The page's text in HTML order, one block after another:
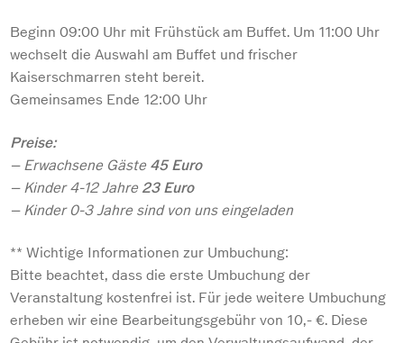
Beginn 09:00 Uhr mit Frühstück am Buffet. Um 11:00 Uhr
wechselt die Auswahl am Buffet und frischer
Kaiserschmarren steht bereit.
Gemeinsames Ende 12:00 Uhr
Preise:
– Erwachsene Gäste 45 Euro
– Kinder 4-12 Jahre 23 Euro
– Kinder 0-3 Jahre sind von uns eingeladen
** Wichtige Informationen zur Umbuchung:
Bitte beachtet, dass die erste Umbuchung der
Veranstaltung kostenfrei ist. Für jede weitere Umbuchung
erheben wir eine Bearbeitungsgebühr von 10,- €. Diese